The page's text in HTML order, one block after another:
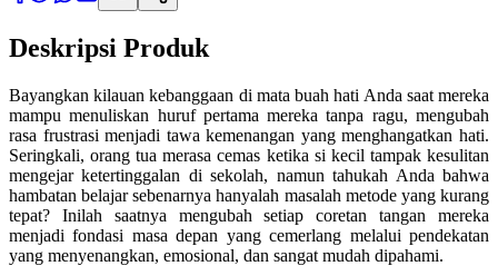
Deskripsi Produk
Bayangkan kilauan kebanggaan di mata buah hati Anda saat mereka
mampu menuliskan huruf pertama mereka tanpa ragu, mengubah
rasa frustrasi menjadi tawa kemenangan yang menghangatkan hati.
Seringkali, orang tua merasa cemas ketika si kecil tampak kesulitan
mengejar ketertinggalan di sekolah, namun tahukah Anda bahwa
hambatan belajar sebenarnya hanyalah masalah metode yang kurang
tepat? Inilah saatnya mengubah setiap coretan tangan mereka
menjadi fondasi masa depan yang cemerlang melalui pendekatan
yang menyenangkan, emosional, dan sangat mudah dipahami.